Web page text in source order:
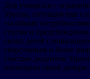
Для учащихся с
Уриэль, ситуация еще
«особыми
стигма и предубеждения,
своих детей с
сверстникам и более
счастью, родители
потенциал своей дочери.